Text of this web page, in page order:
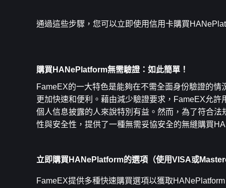
通過這些步驟，您可以立即使用信用卡購買
購買HANePlatform無需驗證：如此簡單！
FameEX的一大特色是能夠在不需全面身份驗證的
更加快速和便利。藉由減少驗證要求，FameEX允
個人信息披露的人來說特別有益。然而，為了符合
性與安全性，提供了一種無需妥協安全的無縫購買
立即購買HANePlatform的選項（使用VISA或
FameEX提供多種快速購買選項以獲取